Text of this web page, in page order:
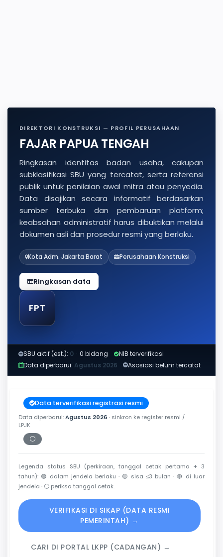
DIREKTORI KONSTRUKSI — PROFIL PERUSAHAAN
FAJAR PAPUA TENGAH
Ringkasan identitas badan usaha, cakupan
subklasifikasi SBU yang tercatat, serta referensi
publik untuk penilaian awal mitra atau penyedia.
Data disajikan secara informatif berdasarkan
sumber terbuka dan pembaruan platform;
keabsahan administratif harus dibuktikan melalui
dokumen asli dan prosedur resmi yang berlaku.
Kota Adm. Jakarta Barat Perusahaan Konstruksi
Ringkasan data
FPT
SBU aktif (est.): 0 · 0 bidang
NIB terverifikasi
Data diperbarui: Agustus 2026 Asosiasi belum tercatat
Data terverifikasi registrasi resmi
Data diperbarui:Agustus 2026 · sinkron ke register resmi /
LPJK
⚪
Periksa tanggal cetak
Legenda status SBU (perkiraan, tanggal cetak pertama + 3
tahun): 🟢 dalam jendela berlaku · 🟡 sisa ≤3 bulan · 🔴 di luar
jendela · ⚪ periksa tanggal cetak.
VERIFIKASI DI SIKAP (DATA RESMI
PEMERINTAH) →
CARI DI PORTAL LKPP (CADANGAN) →